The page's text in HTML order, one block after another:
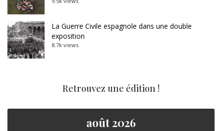
La Guerre Civile espagnole dans une double
exposition
8.7k views
Retrouvez une édition !
août 2026